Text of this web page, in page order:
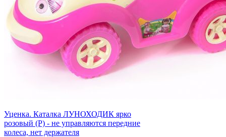
Уценка. Каталка ЛУНОХОДИК ярко
розовый (Р) - не управляются передние
колеса, нет держателя